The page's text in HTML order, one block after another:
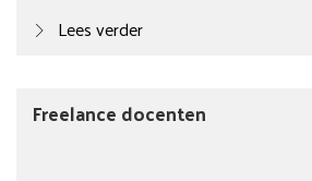
Lees verder
Freelance docenten